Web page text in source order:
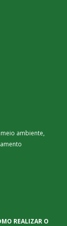
ambiente,
REALIZAR O